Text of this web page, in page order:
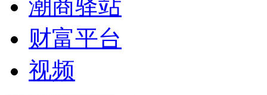
潮商驿站
财富平台
视频